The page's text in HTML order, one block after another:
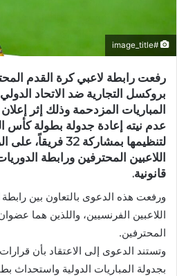
#image_title
رفعت رابطة لاعبي كرة القدم
بروكسل التجارية ضد الاتحاد
المباريات المزدحمة وذلك إثر
عدم نيته إعادة جدولة ​بطولة كأس
لتنظيمها بمشاركة
اللاعبين المحترفين​ ورابطة
قانونية.
ورفعت هذه الدعوى بالتعاون بين رابطة
اللاعبين الفرنسيين​، واللذين هما
المحترفين.
وتستند الدعوى إلى الاعتقاد بأن
بجدولة المباريات الدولية واستحداث